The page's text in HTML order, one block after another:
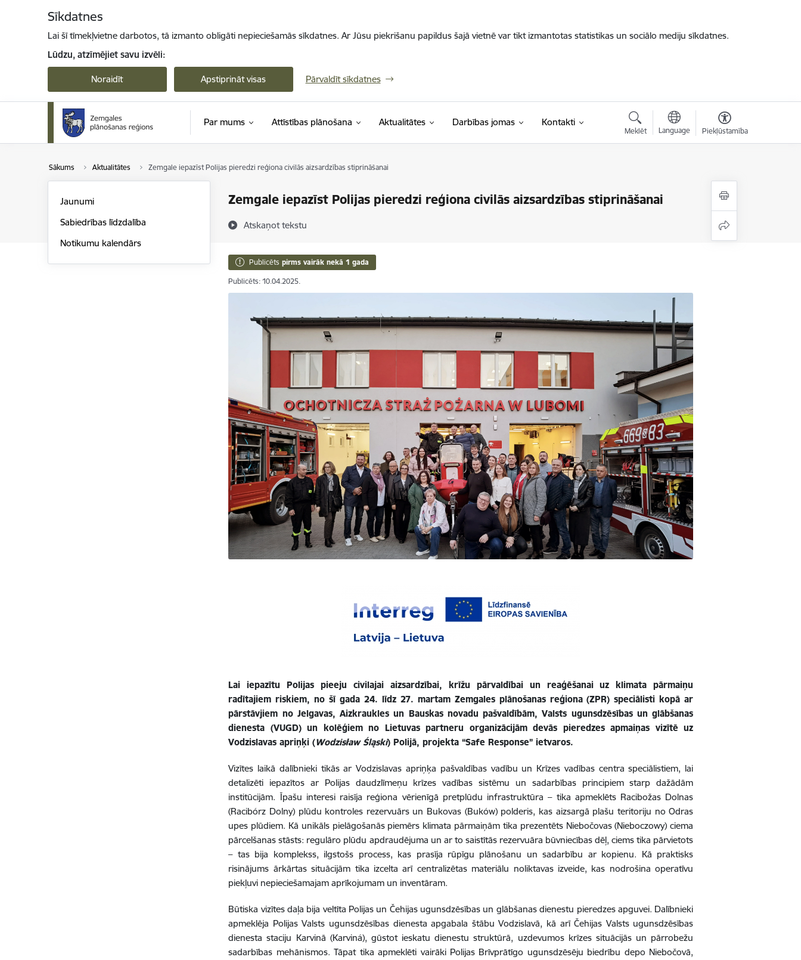
Sīkdatnes
Lai šī tīmekļvietne darbotos, tā izmanto obligāti nepieciešamās sīkdatnes. Ar Jūsu piekrišanu papildus šajā vietnē var tikt izmantotas statistikas un sociālo mediju sīkdatnes.
Lūdzu, atzīmējiet savu izvēli:
Noraidīt Apstiprināt visas Pārvaldīt sīkdatnes
Par mums Attīstības plānošana Aktualitātes Darbības jomas Kontakti
Meklēt Language Piekļūstamība
Sākums Aktualitātes Zemgale iepazīst Polijas pieredzi reģiona civilās aizsardzības stiprināšanai
Zemgale iepazīst Polijas pieredzi reģiona civilās aizsardzības stiprināšanai
Atskaņot tekstu
Jaunumi
Sabiedrības līdzdalība
Notikumu kalendārs
Publicēts pirms vairāk nekā 1 gada
Publicēts: 10.04.2025.
Lai iepazītu Polijas pieeju civilajai aizsardzībai, krīžu pārvaldībai un reaģēšanai uz klimata pārmaiņu
radītajiem riskiem, no šī gada 24. līdz 27. martam Zemgales plānošanas reģiona (ZPR) speciālisti kopā ar
pārstāvjiem no Jelgavas, Aizkraukles un Bauskas novadu pašvaldībām, Valsts ugunsdzēsības un glābšanas
dienesta (VUGD) un kolēģiem no Lietuvas partneru organizācijām devās pieredzes apmaiņas vizītē uz
Vodzislavas apriņķi (Wodzisław Śląski) Polijā, projekta “Safe Response” ietvaros.
Vizītes laikā dalībnieki tikās ar Vodzislavas apriņķa pašvaldības vadību un Krīzes vadības centra speciālistiem, lai
detalizēti iepazītos ar Polijas daudzlīmeņu krīzes vadības sistēmu un sadarbības principiem starp dažādām
institūcijām. Īpašu interesi raisīja reģiona vērienīgā pretplūdu infrastruktūra – tika apmeklēts Racibožas Dolnas
(Racibórz Dolny) plūdu kontroles rezervuārs un Bukovas (Buków) polderis, kas aizsargā plašu teritoriju no Odras
upes plūdiem. Kā unikāls pielāgošanās piemērs klimata pārmaiņām tika prezentēts Niebočovas (Nieboczowy) ciema
pārcelšanas stāsts: regulāro plūdu apdraudējuma un ar to saistītās rezervuāra būvniecības dēļ, ciems tika pārvietots
– tas bija komplekss, ilgstošs process, kas prasīja rūpīgu plānošanu un sadarbību ar kopienu. Kā praktisks
risinājums ārkārtas situācijām tika izcelta arī centralizētas materiālu noliktavas izveide, kas nodrošina operatīvu
piekļuvi nepieciešamajam aprīkojumam un inventāram.
Būtiska vizītes daļa bija veltīta Polijas un Čehijas ugunsdzēsības un glābšanas dienestu pieredzes apguvei. Dalībnieki
apmeklēja Polijas Valsts ugunsdzēsības dienesta apgabala štābu Vodzislavā, kā arī Čehijas Valsts ugunsdzēsības
dienesta staciju Karvinā (Karviná), gūstot ieskatu dienestu struktūrā, uzdevumos krīzes situācijās un pārrobežu
sadarbības mehānismos. Tāpat tika apmeklēti vairāki Polijas Brīvprātīgo ugunsdzēsēju biedrību depo Niebočovā,